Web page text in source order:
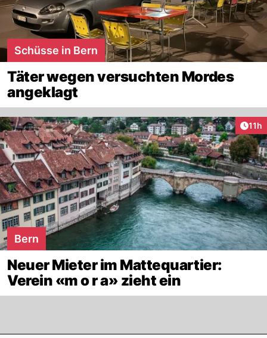
Schüsse in Bern
Täter wegen versuchten Mordes
angeklagt
11h
Bern
Neuer Mieter im Mattequartier:
Verein «m o r a» zieht ein